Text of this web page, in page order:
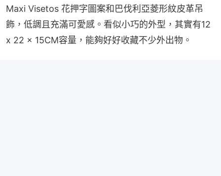
Maxi Visetos 花押字圖案和巴伐利亞菱形紋皮革吊
飾，低調且充滿可愛感。看似小巧的外型，其實有12
x 22 x 15CM容量，能夠好好收藏不少外出物。